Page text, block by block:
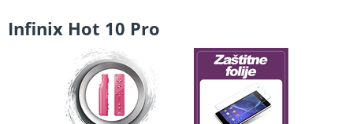
Infinix Hot 10 Pro